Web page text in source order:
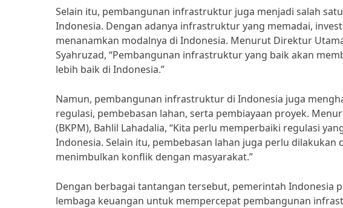
Selain itu, pembangunan infrastruktur juga menjadi salah
Indonesia. Dengan adanya infrastruktur yang memadai,
menanamkan modalnya di Indonesia. Menurut Direktur
Syahruzad, “Pembangunan infrastruktur yang baik akan
lebih baik di Indonesia.”
Namun, pembangunan infrastruktur di Indonesia juga
regulasi, pembebasan lahan, serta pembiayaan proyek.
(BKPM), Bahlil Lahadalia, “Kita perlu memperbaiki regulasi
Indonesia. Selain itu, pembebasan lahan juga perlu
menimbulkan konflik dengan masyarakat.”
Dengan berbagai tantangan tersebut, pemerintah Indonesia
lembaga keuangan untuk mempercepat pembangunan